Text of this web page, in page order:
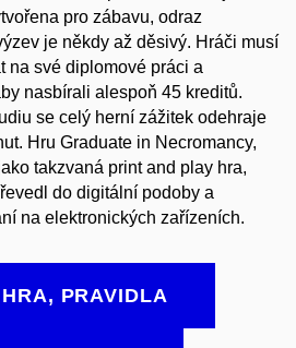
pro zábavu, odraz
je někdy až děsivý. Hráči musí
na své diplomové práci a
nasbírali alespoň 45 kreditů.
se celý herní zážitek odehraje
Hru Graduate in Necromancy,
takzvaná print and play hra,
do digitální podoby a
na elektronických zařízeních.
PRAVIDLA